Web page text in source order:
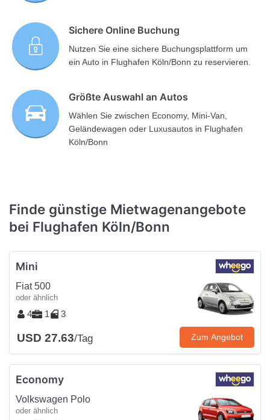
Sichere Online Buchung
Nutzen Sie eine sichere Buchungsplattform um
ein Auto in Flughafen Köln/Bonn zu reservieren.
Größte Auswahl an Autos
Wählen Sie zwischen Economy, Mini-Van,
Geländewagen oder Luxusautos in Flughafen
Köln/Bonn
Finde günstige Mietwagenangebote
bei Flughafen Köln/Bonn
Mini
Fiat 500
oder ähnlich
4 1 3
USD 27.63/Tag Zum Angebot
Economy
Volkswagen Polo
oder ähnlich